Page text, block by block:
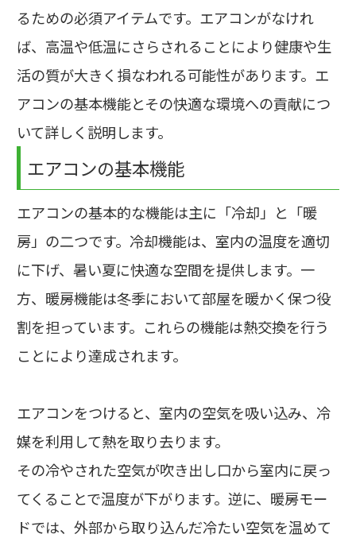
るための必須アイテムです。エアコンがなけれ
ば、高温や低温にさらされることにより健康や生
活の質が大きく損なわれる可能性があります。エ
アコンの基本機能とその快適な環境への貢献につ
いて詳しく説明します。
エアコンの基本機能
エアコンの基本的な機能は主に「冷却」と「暖
房」の二つです。冷却機能は、室内の温度を適切
に下げ、暑い夏に快適な空間を提供します。一
方、暖房機能は冬季において部屋を暖かく保つ役
割を担っています。これらの機能は熱交換を行う
ことにより達成されます。
エアコンをつけると、室内の空気を吸い込み、冷
媒を利用して熱を取り去ります。
その冷やされた空気が吹き出し口から室内に戻っ
てくることで温度が下がります。逆に、暖房モー
ドでは、外部から取り込んだ冷たい空気を温めて